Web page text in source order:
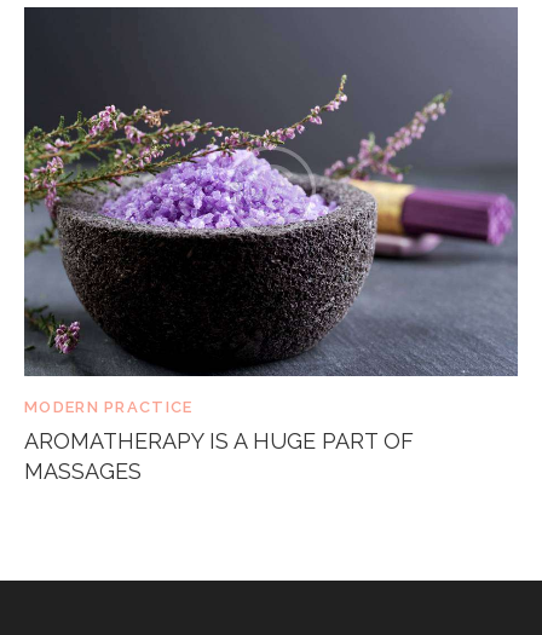
MODERN PRACTICE
AROMATHERAPY IS A HUGE PART OF
MASSAGES